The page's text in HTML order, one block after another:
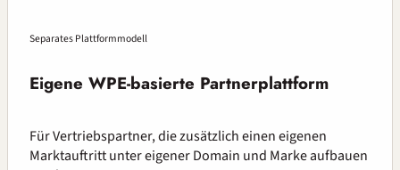
Separates Plattformmodell
Eigene WPE-basierte Partnerplattform
Für Vertriebspartner, die zusätzlich einen eigenen
Marktauftritt unter eigener Domain und Marke aufbauen